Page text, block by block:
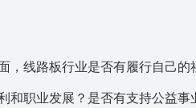
，线路板行业是否有履行自己
和职业发展？是否有支持公益